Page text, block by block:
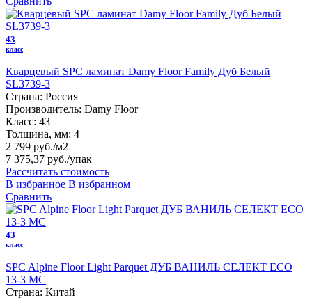
43
класс
Кварцевый SPC ламинат Damy Floor Family Дуб Белый
SL3739-3
Страна: Россия
Производитель: Damy Floor
Класс: 43
Толщина, мм: 4
2 799 руб./м2
7 375,37 руб./упак
Рассчитать стоимость
В избранное В избранном
Сравнить
43
класс
SPC Alpine Floor Light Parquet ДУБ ВАНИЛЬ СЕЛЕКТ ЕСО
13-3 MC
Страна: Китай